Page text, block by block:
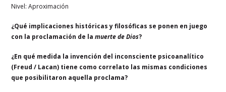
Nivel: Aproximación
¿Qué implicaciones históricas y filosóficas se ponen en juego
con la proclamación de lamuerte de Dios?
¿En qué medida la invención del inconsciente psicoanalítico
(Freud / Lacan) tiene como correlato las mismas condiciones
que posibilitaron aquella proclama?